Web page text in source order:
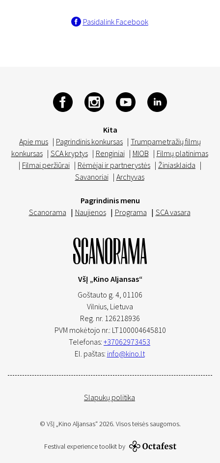
Pasidalink Facebook
Kita
Apie mus | Pagrindinis konkursas | Trumpametražių filmų
konkursas | SCA kryptys | Renginiai | MIOB | Filmų platinimas
| Filmai peržiūrai | Rėmėjai ir partnerystės | Žiniasklaida |
Savanoriai | Archyvas
Pagrindinis menu
Scanorama | Naujienos | Programa | SCA vasara
VšĮ „Kino Aljansas“
Goštauto g. 4, 01106
Vilnius, Lietuva
Reg. nr. 126218936
PVM mokėtojo nr.: LT100004645810
Telefonas: +37062973453
El. paštas: info@kino.lt
Slapukų politika
© VšĮ „Kino Aljansas“ 2026. Visos teisės saugomos.
Festival experience toolkit by